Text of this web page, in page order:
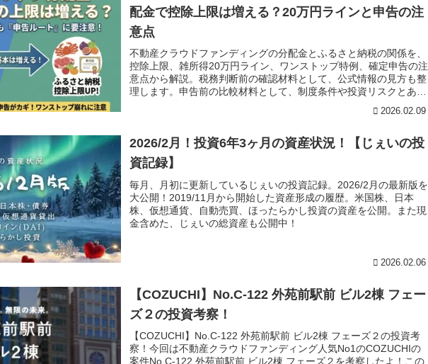
配金で控除上限は増える？20万円ラインと申告の注
意点
不動産クラウドファンディングの分配金とふるさと納税の関係を、
控除上限、雑所得20万円ライン、ワンストップ特例、確定申告の注
意点から解説。税務判断前の確認材料として、公式情報の見方も整
理します。申告前の比較材料として、制度条件や投資リスクとあわ
2026.02.09
2026/2月！投資6年3ヶ月の資産状況！【じぇいの投
資記録】
毎月、月初に更新しているじぇいの投資記録。2026/2月の最新版を
大公開！2019/11月から開始した資産形成の履歴。米国株、日本
株、仮想通貨、自動売買、ほったらかし投資の資産を公開。また現
金含めた、じぇいの総資産も公開中！
2026.02.06
【COZUCHI】No.C-122 外苑前駅前 ビル2棟 フェー
ズ２の投資考察！
【COZUCHI】No.C-122 外苑前駅前 ビル2棟 フェーズ２の投資考
察！今回は不動産クラウドファンディング人気No1のCOZUCHIの
案件No.C-122 外苑前駅前 ビル2棟 フェーズ２を考察したよ！この